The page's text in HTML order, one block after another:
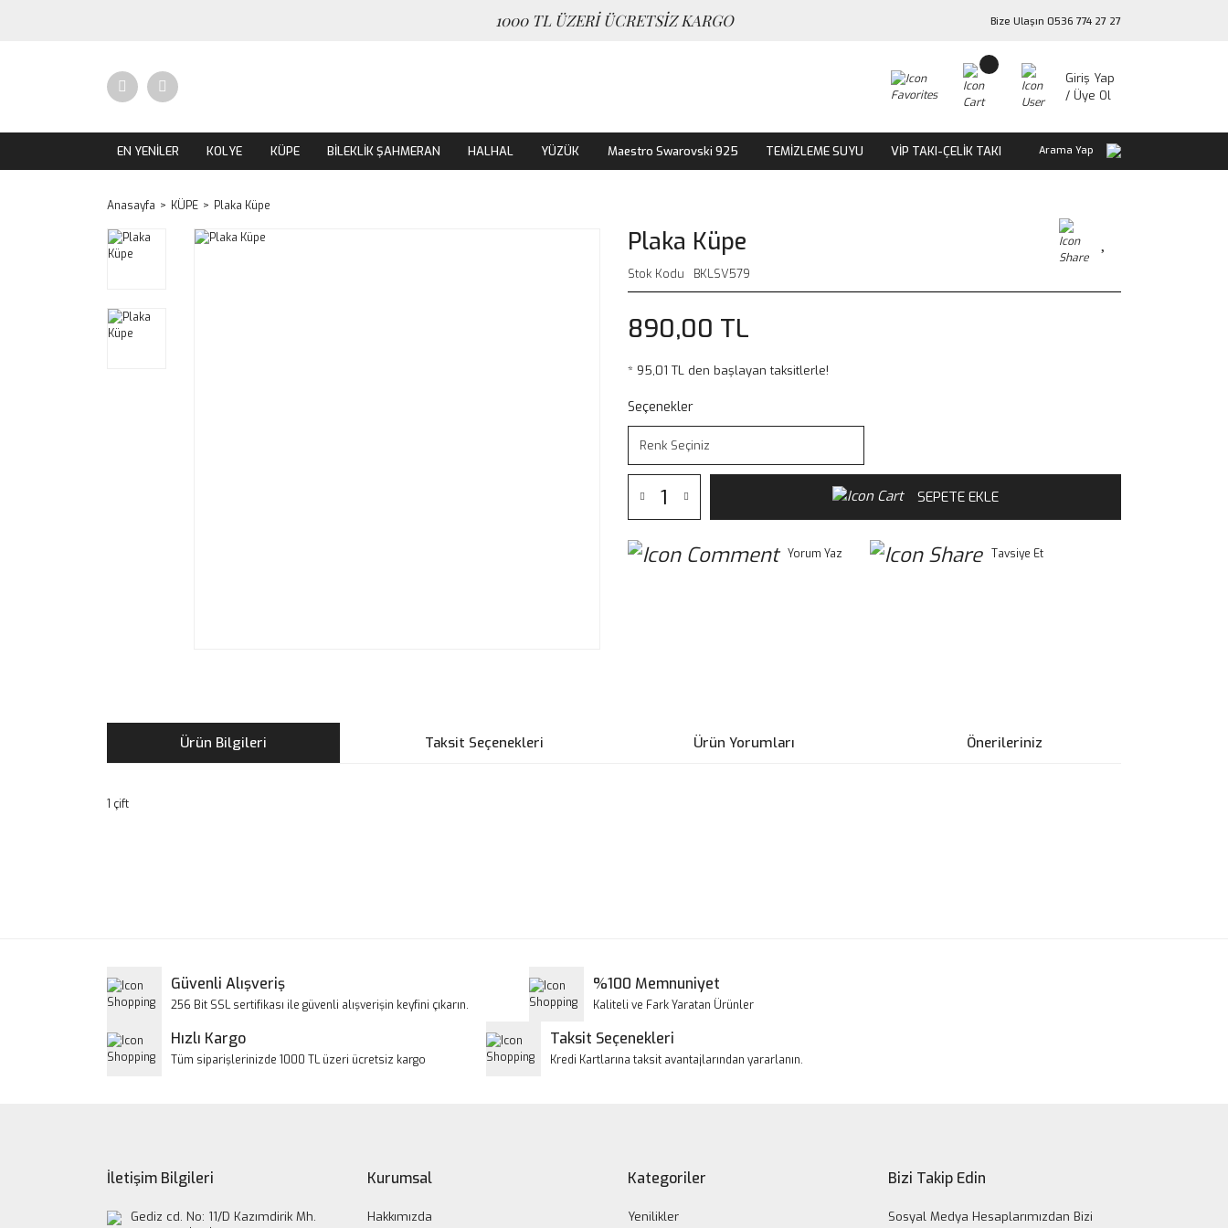
1000 TL ÜZERİ ÜCRETSİZ KARGO Bize Ulaşın 0536 774 27 27
Giriş Yap
/ Üye Ol
EN YENİLER KOLYE KÜPE BİLEKLİK ŞAHMERAN HALHAL YÜZÜK Maestro Swarovski 925 TEMİZLEME SUYU VİP TAKI-ÇELİK TAKI Arama Yap
Anasayfa KÜPE Plaka Küpe
Plaka Küpe
Stok Kodu BKLSV579
890,00 TL
* 95,01 TL den başlayan taksitlerle!
Seçenekler
SEPETE EKLE
Yorum Yaz Tavsiye Et
Ürün Bilgileri Taksit Seçenekleri Ürün Yorumları Önerileriniz
1 çift
Ürün fiyatı diğer sitelerden daha pahalı.
Güvenli Alışveriş
256 Bit SSL sertifikası ile güvenli alışverişin keyfini çıkarın.
%100 Memnuniyet
Kaliteli ve Fark Yaratan Ürünler
Hızlı Kargo
Tüm siparişlerinizde 1000 TL üzeri ücretsiz kargo
Taksit Seçenekleri
Kredi Kartlarına taksit avantajlarından yararlanın.
İletişim Bilgileri
Gediz cd. No: 11/D Kazımdirik Mh.
Kurumsal
Hakkımızda
Kategoriler
Yenilikler
Bizi Takip Edin
Sosyal Medya Hesaplarımızdan Bizi